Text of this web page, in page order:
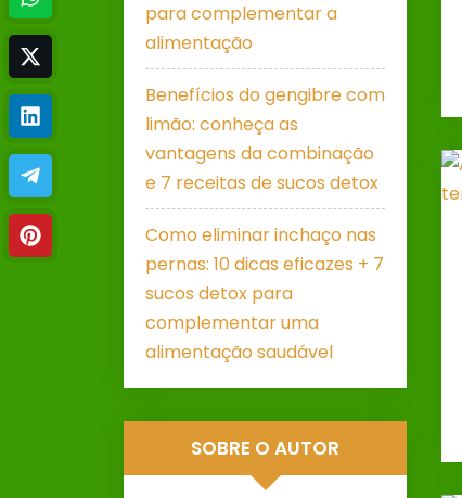
para complementar a
alimentação
Benefícios do gengibre com
limão: conheça as
vantagens da combinação
e 7 receitas de sucos detox
Como eliminar inchaço nas
pernas: 10 dicas eficazes + 7
sucos detox para
complementar uma
alimentação saudável
SOBRE O AUTOR